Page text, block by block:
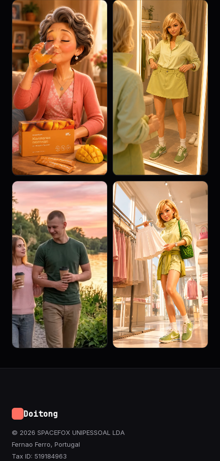
Doitong
© 2026 SPACEFOX UNIPESSOAL LDA
Fernao Ferro, Portugal
Tax ID: 519184963